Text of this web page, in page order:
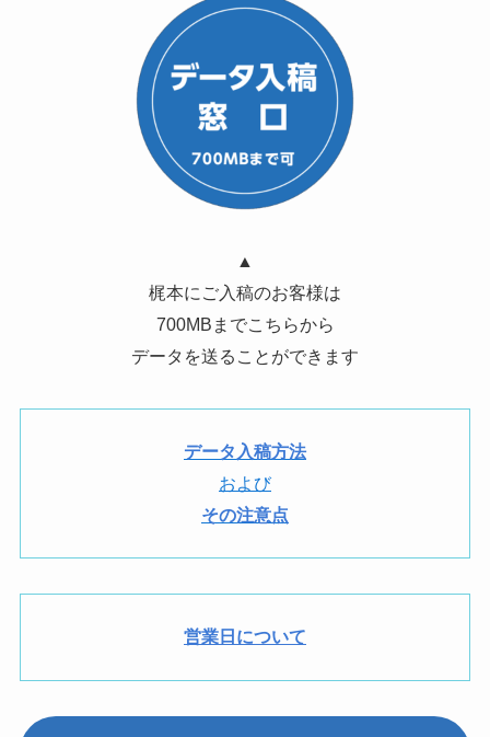
▲
梶本にご入稿のお客様は
700MBまでこちらから
データを送ることができます
データ入稿方法
および
その注意点
営業日について